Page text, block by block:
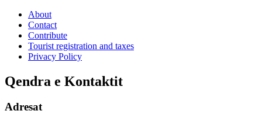
About
Contact
Contribute
Tourist registration and taxes
Privacy Policy
Qendra e Kontaktit
Adresat